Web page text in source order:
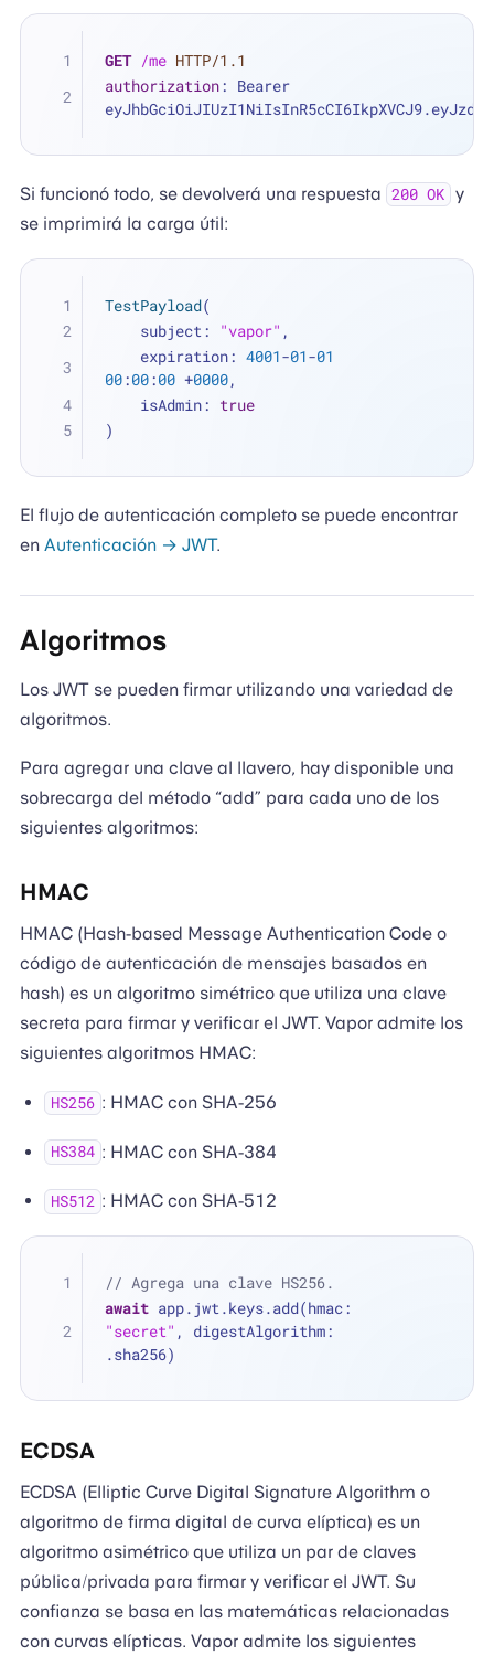
GET /me HTTP/1.1
authorization: Bearer
Si funcionó todo, se devolverá una respuesta 200 OK y
se imprimirá la carga útil:
TestPayload(
    subject:
"vapor" ,
    expiration:
4001-01-01
00:00:00 +0000,
    isAdmin:
true
)
El flujo de autenticación completo se puede encontrar
en Autenticación → JWT.
Algoritmos
Los JWT se pueden firmar utilizando una variedad de
algoritmos.
Para agregar una clave al llavero, hay disponible una
sobrecarga del método “add” para cada uno de los
siguientes algoritmos:
HMAC
HMAC (Hash-based Message Authentication Code o
código de autenticación de mensajes basados en
hash) es un algoritmo simétrico que utiliza una clave
secreta para firmar y verificar el JWT. Vapor admite los
siguientes algoritmos HMAC:
HS256 : HMAC con SHA-256
HS384 : HMAC con SHA-384
HS512 : HMAC con SHA-512
// Agrega una clave HS256.
await
"secret" , digestAlgorithm:
.sha256)
ECDSA
ECDSA (Elliptic Curve Digital Signature Algorithm o
algoritmo de firma digital de curva elíptica) es un
algoritmo asimétrico que utiliza un par de claves
pública/privada para firmar y verificar el JWT. Su
confianza se basa en las matemáticas relacionadas
con curvas elípticas. Vapor admite los siguientes